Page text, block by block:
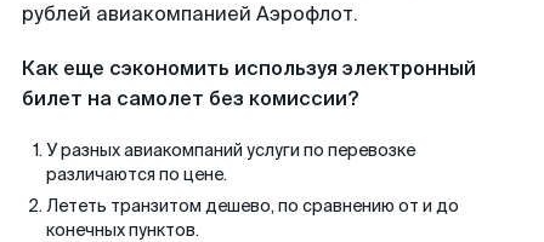
рублей авиакомпанией Аэрофлот.
Как еще сэкономить используя электронный
билет на самолет без комиссии?
У разных авиакомпаний услуги по перевозке
различаются по цене.
Лететь транзитом дешево, по сравнению от и до
конечных пунктов.